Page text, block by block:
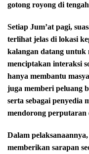
gotong royong di
Setiap Jum’at pagi,
terlihat jelas di lokasi
kalangan datang untuk
menciptakan interaksi
hanya membantu
juga memberi peluang
serta sebagai penyedia
mendorong perputaran
Dalam
memberikan sarapan